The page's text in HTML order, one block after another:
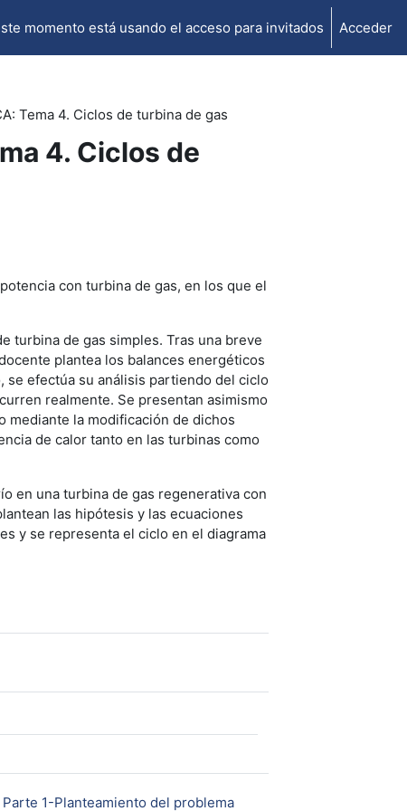
momento está usando el acceso para invitados Acceder
Tema 4. Ciclos de turbina de gas
4. Ciclos de
con turbina de gas, en los que el
turbina de gas simples. Tras una breve
plantea los balances energéticos
efectúa su análisis partiendo del ciclo
realmente. Se presentan asimismo
mediante la modificación de dichos
de calor tanto en las turbinas como
en una turbina de gas regenerativa con
las hipótesis y las ecuaciones
y se representa el ciclo en el diagrama
1-Planteamiento del problemaURL